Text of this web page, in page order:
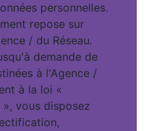
personnelles.
repose sur
/ du Réseau.
demande de
à l'Agence /
à la loi «
vous disposez